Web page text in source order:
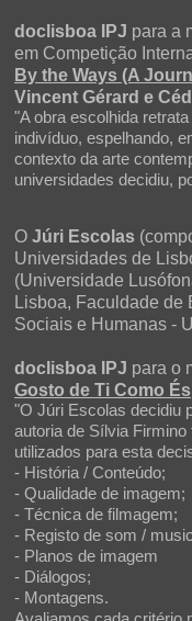
doclisboa IPJ para a
em Competição
By the Ways (A
Vincent Gérard e
"A obra escolhida
indivíduo, espelhando,
contexto da arte
universidades decidiu,
O Júri Escolas
Universidades de
(Universidade
Lisboa, Faculdade de
Sociais e Humanas -
doclisboa IPJ para o
Gosto de Ti Como És
"O Júri Escolas decidiu
autoria de Sílvia
utilizados para esta
- História / Conteúdo;
- Qualidade de imagem;
- Técnica de filmagem;
- Registo de som /
- Planos de imagem
- Diálogos;
- Montagens.